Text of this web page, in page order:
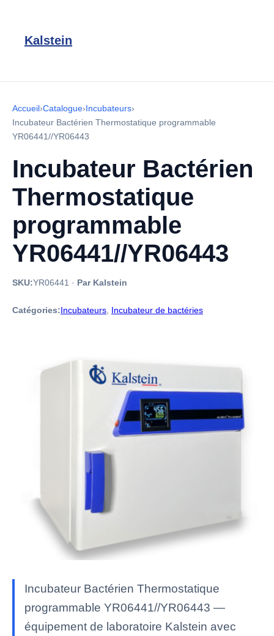
Kalstein
Accueil›Catalogue›Incubateurs›
Incubateur Bactérien Thermostatique programmable
YR06441//YR06443
Incubateur Bactérien
Thermostatique
programmable
YR06441//YR06443
SKU:YR06441 · Par Kalstein
Catégories:Incubateurs Incubateur de bactéries
Incubateur Bactérien Thermostatique
programmable YR06441//YR06443 —
équipement de laboratoire Kalstein avec